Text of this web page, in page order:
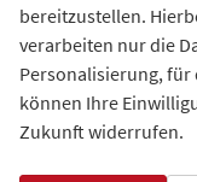
Infotainment &
Sicherheit &
Außen
bereitzustellen.
verarbeiten nur die
Personalisierung, für
können Ihre
Zukunft widerrufen.